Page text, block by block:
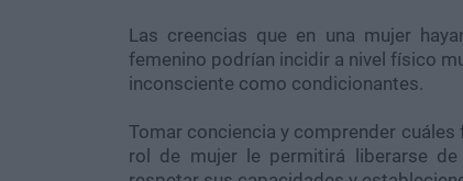
Las creencias que en una mujer
femenino podrían incidir a nivel físico
inconsciente como condicionantes.
Tomar conciencia y comprender
rol de mujer le permitirá liberarse